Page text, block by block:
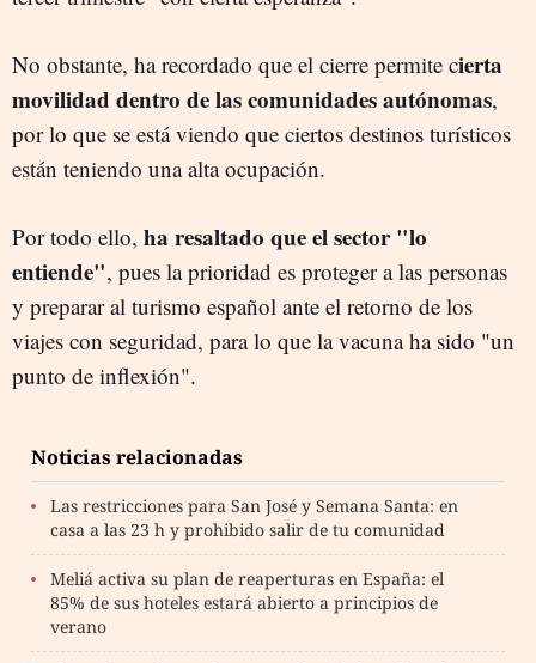
No obstante, ha recordado que el cierre permite cierta
movilidad dentro de las comunidades autónomas,
por lo que se está viendo que ciertos destinos turísticos
están teniendo una alta ocupación.
Por todo ello, ha resaltado que el sector "lo
entiende", pues la prioridad es proteger a las personas
y preparar al turismo español ante el retorno de los
viajes con seguridad, para lo que la vacuna ha sido "un
punto de inflexión".
Noticias relacionadas
Las restricciones para San José y Semana Santa: en
casa a las 23 h y prohibido salir de tu comunidad
Meliá activa su plan de reaperturas en España: el
85% de sus hoteles estará abierto a principios de
verano